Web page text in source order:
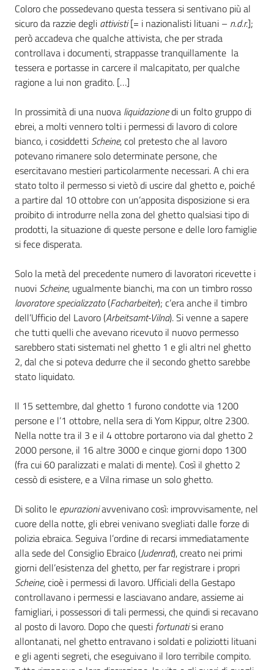
Per i cittadini
Coloro che possedevano questa tessera si sentivano più al
sicuro da razzie degli attivisti[= i nazionalisti lituani – n.d.r.];
però accadeva che qualche attivista, che per strada
controllava i documenti, strappasse tranquillamente la
tessera e portasse in carcere il malcapitato, per qualche
ragione a lui non gradito. […]
In prossimità di una nuova liquidazionedi un folto gruppo di
ebrei, a molti vennero tolti i permessi di lavoro di colore
bianco, i cosiddetti Scheine, col pretesto che al lavoro
potevano rimanere solo determinate persone, che
esercitavano mestieri particolarmente necessari. A chi era
stato tolto il permesso si vietò di uscire dal ghetto e, poiché
a partire dal 10 ottobre con un’apposita disposizione si era
proibito di introdurre nella zona del ghetto qualsiasi tipo di
prodotti, la situazione di queste persone e delle loro famiglie
si fece disperata.
Solo la metà del precedente numero di lavoratori ricevette i
nuovi Scheine, ugualmente bianchi, ma con un timbro rosso
lavoratore specializzato(Facharbeiter); c’era anche il timbro
dell’Ufficio del Lavoro (Arbeitsamt-Vilna). Si venne a sapere
che tutti quelli che avevano ricevuto il nuovo permesso
sarebbero stati sistemati nel ghetto 1 e gli altri nel ghetto
2, dal che si poteva dedurre che il secondo ghetto sarebbe
stato liquidato.
Il 15 settembre, dal ghetto 1 furono condotte via 1200
persone e l’1 ottobre, nella sera di Yom Kippur, oltre 2300.
Nella notte tra il 3 e il 4 ottobre portarono via dal ghetto 2
2000 persone, il 16 altre 3000 e cinque giorni dopo 1300
(fra cui 60 paralizzati e malati di mente). Così il ghetto 2
cessò di esistere, e a Vilna rimase un solo ghetto.
Di solito le epurazioniavvenivano così: improvvisamente, nel
cuore della notte, gli ebrei venivano svegliati dalle forze di
polizia ebraica. Seguiva l’ordine di recarsi immediatamente
alla sede del Consiglio Ebraico (Judenrat), creato nei primi
giorni dell’esistenza del ghetto, per far registrare i propri
Scheine, cioè i permessi di lavoro. Ufficiali della Gestapo
controllavano i permessi e lasciavano andare, assieme ai
famigliari, i possessori di tali permessi, che quindi si recavano
al posto di lavoro. Dopo che questi fortunatisi erano
allontanati, nel ghetto entravano i soldati e poliziotti lituani
e gli agenti segreti, che eseguivano il loro terribile compito.